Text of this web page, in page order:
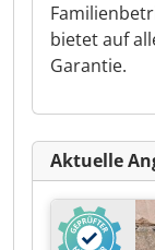
bietet auf
Garantie.
Aktuelle